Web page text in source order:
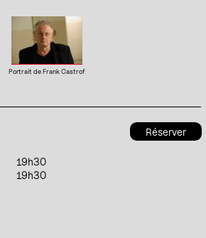
Portrait de Frank Castrof
Réserver
19h30
19h30